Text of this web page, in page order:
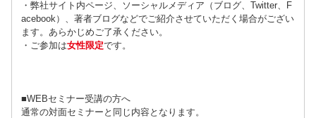
・弊社サイト内ページ、ソーシャルメディア（ブログ、Twitter、F
acebook）、著者ブログなどでご紹介させていただく場合がござい
ます。あらかじめご了承ください。
・ご参加は女性限定です。
■WEBセミナー受講の方へ
通常の対面セミナーと同じ内容となります。